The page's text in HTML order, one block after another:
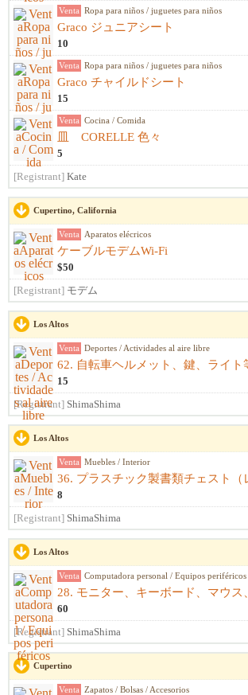
Venta Ropa para niños / juguetes para niños
Graco ジュニアシート
10
Venta Ropa para niños / juguetes para niños
Graco チャイルドシート
15
Venta Cocina / Comida
皿 CORELLE 色々
5
[Registrant] Kate
Cupertino, California
Venta Aparatos elécricos
ケーブルモデムWi-Fi
$50
[Registrant] モデム
Los Altos
Venta Deportes / Actividades al aire libre
62. 自転車ヘルメット、鍵、ライト
15
[Registrant] ShimaShima
Los Altos
Venta Muebles / Interior
36. プラスチック製書類チェスト（
8
[Registrant] ShimaShima
Los Altos
Venta Computadora personal / Equipos periféricos
60
[Registrant] ShimaShima
Cupertino
Venta Zapatos / Bolsas / Accesorios